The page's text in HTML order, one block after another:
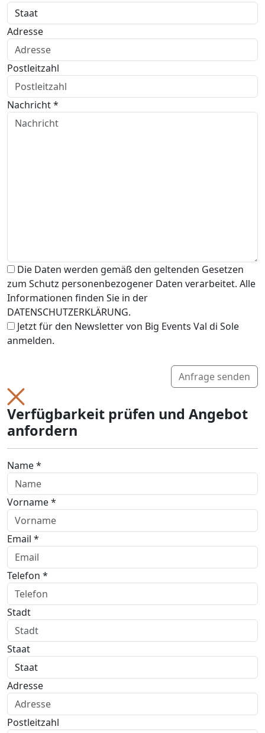
Adresse
Postleitzahl
Nachricht *
Die Daten werden gemäß den geltenden Gesetzen
zum Schutz personenbezogener Daten verarbeitet. Alle
Informationen finden Sie in der
DATENSCHUTZERKLÄRUNG.
Jetzt für den Newsletter von Big Events Val di Sole
anmelden.
Anfrage senden
Verfügbarkeit prüfen und Angebot
anfordern
Name *
Vorname *
Email *
Telefon *
Stadt
Staat
Adresse
Postleitzahl